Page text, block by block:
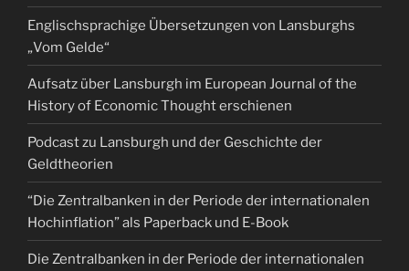
Englischsprachige Übersetzungen von Lansburghs
„Vom Gelde“
Aufsatz über Lansburgh im European Journal of the
History of Economic Thought erschienen
Podcast zu Lansburgh und der Geschichte der
Geldtheorien
“Die Zentralbanken in der Periode der internationalen
Hochinflation” als Paperback und E-Book
Die Zentralbanken in der Periode der internationalen